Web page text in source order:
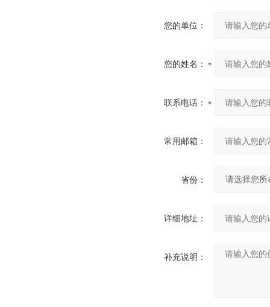
您的单位：
您的姓名：
联系电话：
常用邮箱：
省份：
详细地址：
补充说明：